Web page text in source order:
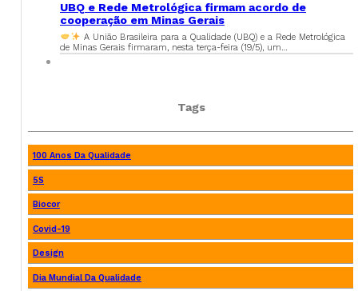
UBQ e Rede Metrológica firmam acordo de
cooperação em Minas Gerais
A União Brasileira para a Qualidade (UBQ) e a Rede Metrológica
de Minas Gerais firmaram, nesta terça-feira (19/5), um…
Tags
100 Anos Da Qualidade
5S
Biocor
Covid-19
Design
Dia Mundial Da Qualidade